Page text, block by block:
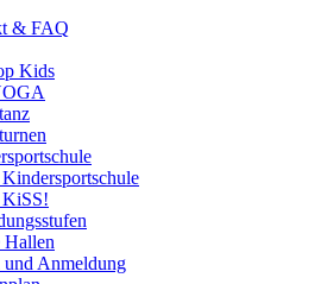
& FAQ
Kids
KiSS!
Hallen
und Anmeldung